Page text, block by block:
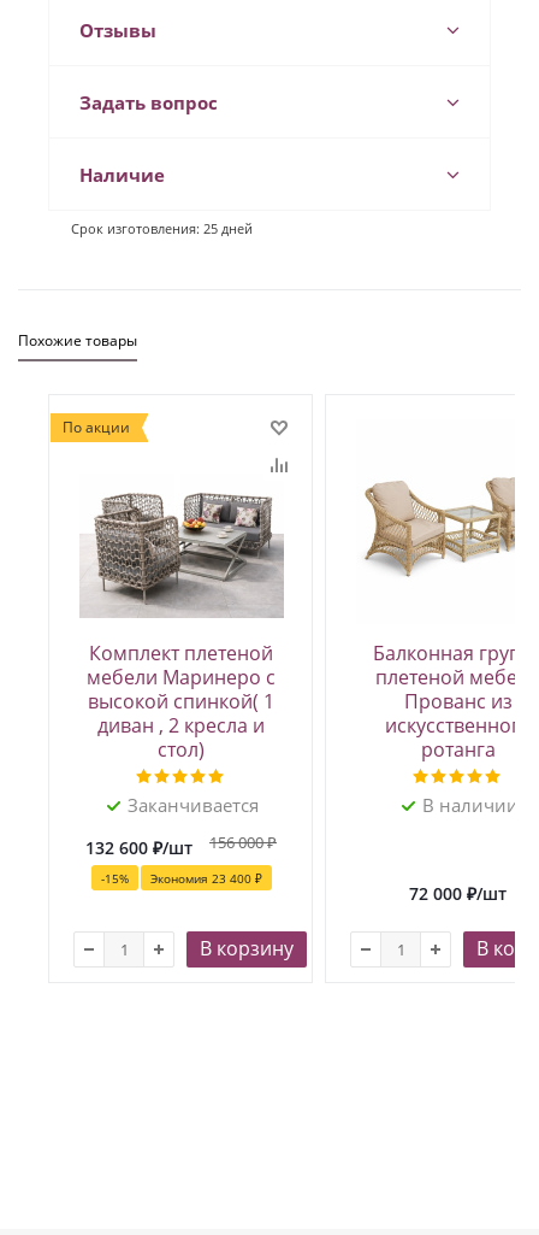
Отзывы
Задать вопрос
Наличие
Срок изготовления: 25 дней
Похожие товары
По акции
Комплект плетеной
мебели Маринеро с
высокой спинкой( 1
диван , 2 кресла и
стол)
Заканчивается
132 600 ₽/шт 156 000₽
-15% Экономия 23 400 ₽
В корзину
Балконная
плетеной мебели
Прованс из
искусственного
ротанга
В наличии
72 000 ₽/шт
В